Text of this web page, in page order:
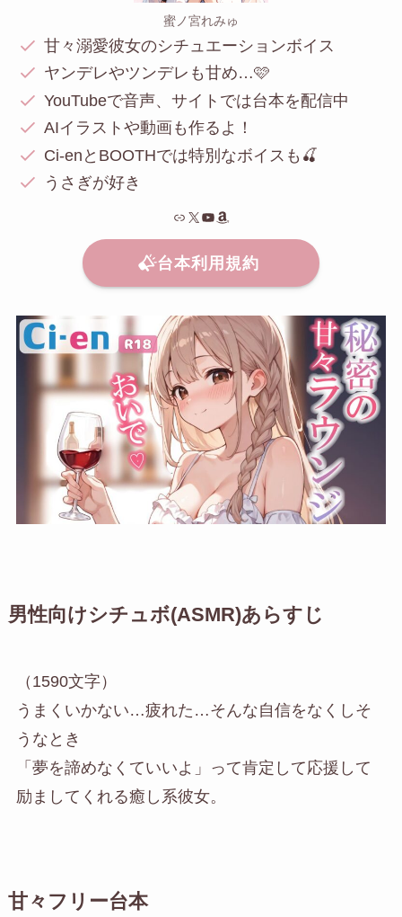
蜜ノ宮れみゅ
甘々溺愛彼女のシチュエーションボイス
ヤンデレやツンデレも甘め…🩷
YouTubeで音声、サイトでは台本を配信中
AIイラストや動画も作るよ！
Ci-enとBOOTHでは特別なボイスも🍒
うさぎが好き
リンク X YouTube Amazon
台本利用規約
男性向けシチュボ(ASMR)あらすじ
（1590文字）
うまくいかない…疲れた…そんな自信をなくしそ
うなとき
「夢を諦めなくていいよ」って肯定して応援して
励ましてくれる癒し系彼女。
甘々フリー台本